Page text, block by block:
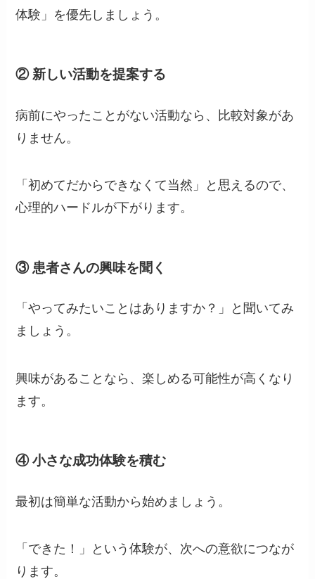
体験」を優先しましょう。
② 新しい活動を提案する
病前にやったことがない活動なら、比較対象があ
りません。
「初めてだからできなくて当然」と思えるので、
心理的ハードルが下がります。
③ 患者さんの興味を聞く
「やってみたいことはありますか？」と聞いてみ
ましょう。
興味があることなら、楽しめる可能性が高くなり
ます。
④ 小さな成功体験を積む
最初は簡単な活動から始めましょう。
「できた！」という体験が、次への意欲につなが
ります。